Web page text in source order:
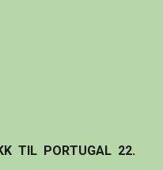
TIL  PORTUGAL  22.